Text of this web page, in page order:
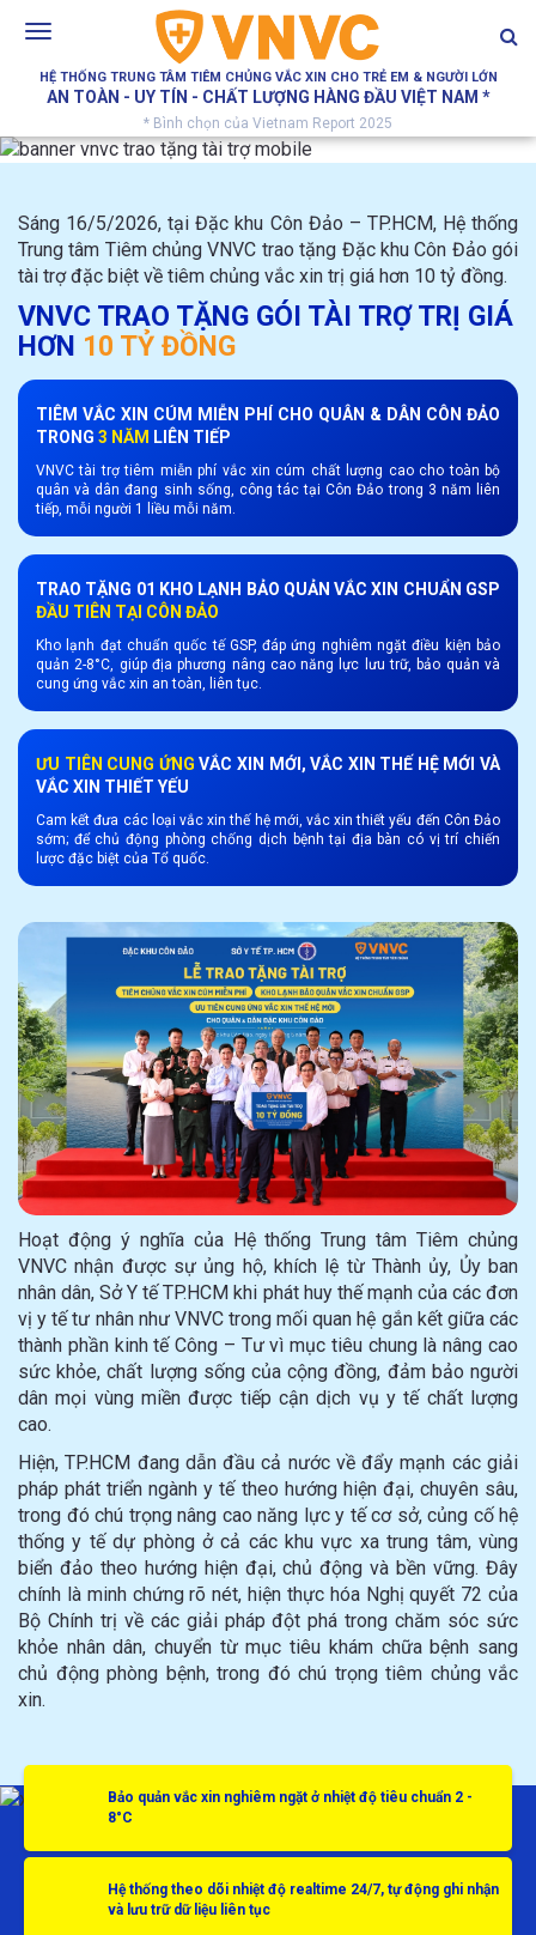
Toggle
HỆ THỐNG TRUNG TÂM TIÊM CHỦNG VẮC XIN CHO TRẺ EM & NGƯỜI LỚN
AN TOÀN - UY TÍN - CHẤT LƯỢNG HÀNG ĐẦU VIỆT NAM *
* Bình chọn của Vietnam Report 2025
Sáng 16/5/2026, tại Đặc khu Côn Đảo – TP.HCM, Hệ thống
Trung tâm Tiêm chủng VNVC trao tặng Đặc khu Côn Đảo gói
tài trợ đặc biệt về tiêm chủng vắc xin trị giá hơn 10 tỷ đồng.
VNVC TRAO TẶNG GÓI TÀI TRỢ TRỊ GIÁ
HƠN 10 TỶ ĐỒNG
TIÊM VẮC XIN CÚM MIỄN PHÍ CHO QUÂN & DÂN CÔN ĐẢO
TRONG 3 NĂM LIÊN TIẾP
VNVC tài trợ tiêm miễn phí vắc xin cúm chất lượng cao cho toàn bộ
quân và dân đang sinh sống, công tác tại Côn Đảo trong 3 năm liên
tiếp, mỗi người 1 liều mỗi năm.
TRAO TẶNG 01 KHO LẠNH BẢO QUẢN VẮC XIN CHUẨN GSP
ĐẦU TIÊN TẠI CÔN ĐẢO
Kho lạnh đạt chuẩn quốc tế GSP, đáp ứng nghiêm ngặt điều kiện bảo
quản 2-8°C, giúp địa phương nâng cao năng lực lưu trữ, bảo quản và
cung ứng vắc xin an toàn, liên tục.
ƯU TIÊN CUNG ỨNG VẮC XIN MỚI, VẮC XIN THẾ HỆ MỚI VÀ
VẮC XIN THIẾT YẾU
Cam kết đưa các loại vắc xin thế hệ mới, vắc xin thiết yếu đến Côn Đảo
sớm; để chủ động phòng chống dịch bệnh tại địa bàn có vị trí chiến
lược đặc biệt của Tổ quốc.
Hoạt động ý nghĩa của Hệ thống Trung tâm Tiêm chủng
VNVC nhận được sự ủng hộ, khích lệ từ Thành ủy, Ủy ban
nhân dân, Sở Y tế TP.HCM khi phát huy thế mạnh của các đơn
vị y tế tư nhân như VNVC trong mối quan hệ gắn kết giữa các
thành phần kinh tế Công – Tư vì mục tiêu chung là nâng cao
sức khỏe, chất lượng sống của cộng đồng, đảm bảo người
dân mọi vùng miền được tiếp cận dịch vụ y tế chất lượng
cao.
Hiện, TP.HCM đang dẫn đầu cả nước về đẩy mạnh các giải
pháp phát triển ngành y tế theo hướng hiện đại, chuyên sâu,
trong đó chú trọng nâng cao năng lực y tế cơ sở, củng cố hệ
thống y tế dự phòng ở cả các khu vực xa trung tâm, vùng
biển đảo theo hướng hiện đại, chủ động và bền vững. Đây
chính là minh chứng rõ nét, hiện thực hóa Nghị quyết 72 của
Bộ Chính trị về các giải pháp đột phá trong chăm sóc sức
khỏe nhân dân, chuyển từ mục tiêu khám chữa bệnh sang
chủ động phòng bệnh, trong đó chú trọng tiêm chủng vắc
xin.
Bảo quản vắc xin nghiêm ngặt ở nhiệt độ tiêu chuẩn 2 -
8°C
Hệ thống theo dõi nhiệt độ realtime 24/7, tự động ghi nhận
và lưu trữ dữ liệu liên tục